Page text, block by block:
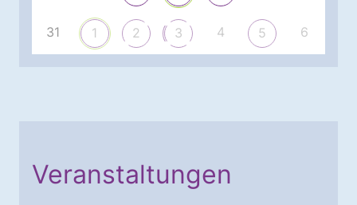
31 1 2 3 4 5 6
Veranstaltungen